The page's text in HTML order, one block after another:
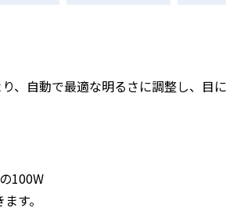
自動で最適な明るさに調整し、目
100W
す。